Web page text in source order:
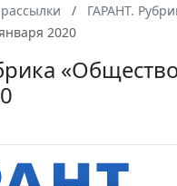
ГАРАНТ.
2020